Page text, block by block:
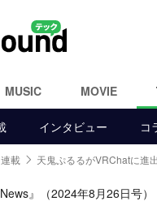
MUSIC MOVIE
インタビュー コ
連載 天鬼ぷるるがVRChatに
』（2024年8月26日号）